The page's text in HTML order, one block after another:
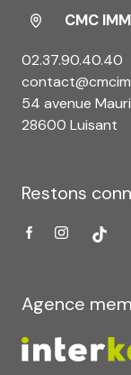
CMC
02.37.90.40.40
54 avenue
28600 Luisant
Restons
Agence